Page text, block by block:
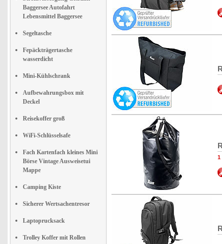
Baggersee Autofahrt
Lebensmittel Baggersee
Segeltasche
Fepäckträgertasche
wasserdicht
Mini-Kühlschrank
Aufbewahrungsbox mit
Deckel
Reisekoffer groß
WiFi-Schlüsselsafe
Fach Kartenfach kleines Mini
Börse Vintage Ausweisetui
Mappe
Camping Kiste
Sicherer Wertsachentresor
Laptoprucksack
Trolley Koffer mit Rollen
1